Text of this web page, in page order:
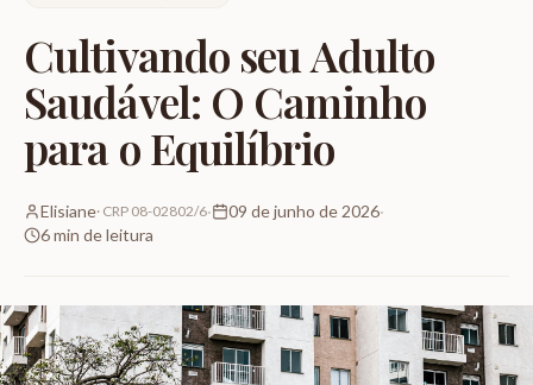
Cultivando seu Adulto
Saudável: O Caminho
para o Equilíbrio
Elisiane· CRP 08-02802/6· 09 de junho de 2026·
6min de leitura